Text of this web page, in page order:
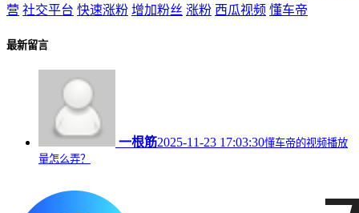
营 社交平台 快速涨粉 增加粉丝 涨粉 西瓜视频 懂车帝
最新留言
一根筋2025-11-23 17:03:30懂车帝的视频播放
量怎么弄？